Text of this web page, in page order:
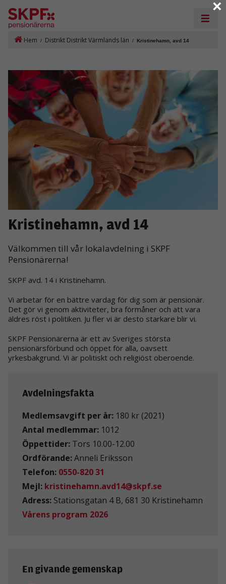
Hem / Distrikt Distrikt Värmlands län / Kristinehamn, avd 14
Kristinehamn, avd 14
Välkommen till vår lokalavdelning i SKPF
Pensionärerna!
SKPF avd. 14 i Kristinehamn.
Vi arbetar för en bättre vardag för dig som är pensionär.
Det gör vi genom aktiviteter, bra förmåner och att vara
äldres röst i politiken. Ju fler vi är desto starkare blir vi.
SKPF Pensionärerna är ett av Sveriges största
pensionärsförbund och öppet för alla, oavsett
yrkesbakgrund. Vi är politiskt och religiöst oberoende.
Avdelningsfakta
Medlemsavgift per år: 180 kr (2021)
Antal medlemmar: 1012
Öppettider: Tors 10.00-12.00
Ordförande:Anneli Eriksson
Telefon: 0550-820 31
Mejl: kristinehamn.avd14@skpf.se
Adress: Stationsgatan 4 B, 681 30 Kristinehamn
Vårens program 2026
En givande gemenskap
×